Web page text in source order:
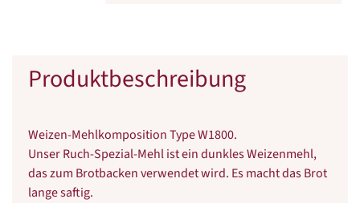
Produktbeschreibung
Weizen-Mehlkomposition Type W1800.
Unser Ruch-Spezial-Mehl ist ein dunkles Weizenmehl,
das zum Brotbacken verwendet wird. Es macht das Brot
lange saftig.